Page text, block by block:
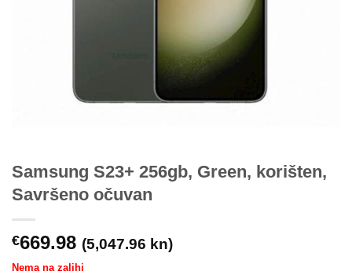
Samsung S23+ 256gb, Green, korišten,
Savršeno očuvan
€669.98 (5,047.96 kn)
Nema na zalihi